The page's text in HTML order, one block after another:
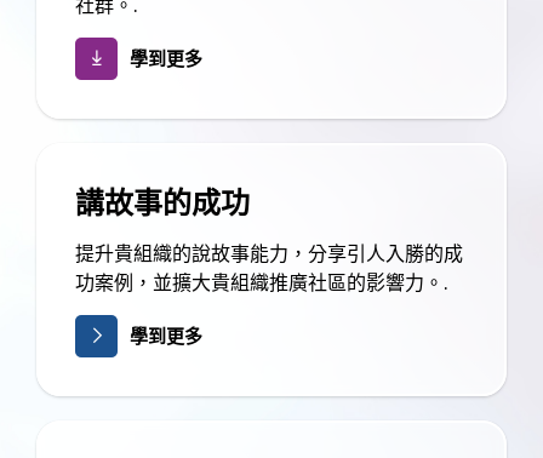
學到更多
講故事的成功
提升貴組織的說故事能力，分享引人入勝的成
功案例，並擴大貴組織推廣社區的影響力。.
學到更多